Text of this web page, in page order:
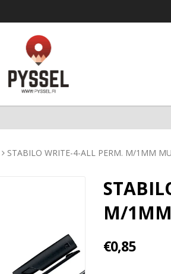
STABILO WRITE-4-ALL PERM. M/1MM
M/
€0,85